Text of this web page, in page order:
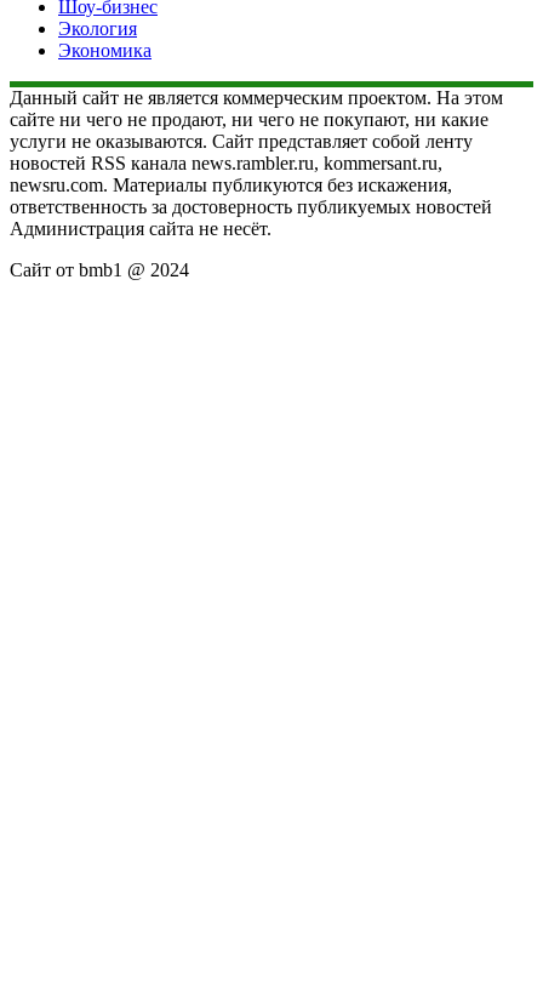
Шоу-бизнес
Экология
Экономика
Данный сайт не является коммерческим проектом. На этом
сайте ни чего не продают, ни чего не покупают, ни какие
услуги не оказываются. Сайт представляет собой ленту
новостей RSS канала news.rambler.ru, kommersant.ru,
newsru.com. Материалы публикуются без искажения,
ответственность за достоверность публикуемых новостей
Администрация сайта не несёт.
Сайт от bmb1 @ 2024